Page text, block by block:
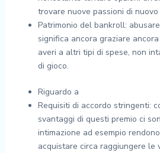
trovare nuove passioni di
Patrimonio del bankroll:
significa ancora graziare
averi a altri tipi di spese, non
di gioco.
Riguardo a
Requisiti di accordo stringenti:
svantaggi di questi premio ci
intimazione ad esempio
acquistare circa raggiungere le